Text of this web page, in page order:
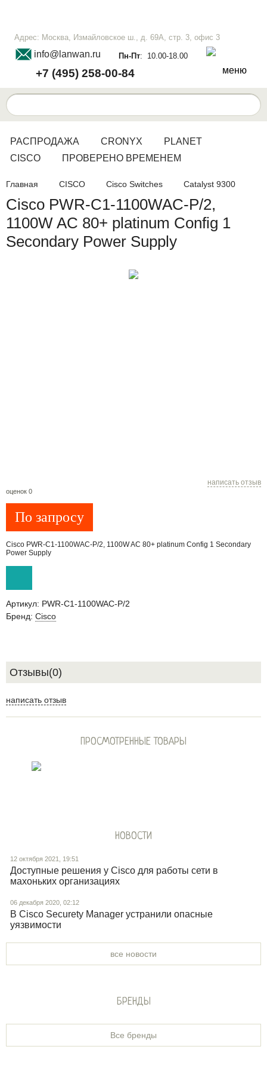
Адрес: Москва, Измайловское ш., д. 69А, стр. 3, офис 3
info@lanwan.ru Пн-Пт: 10.00-18.00
+7 (495) 258-00-84 меню
РАСПРОДАЖА CRONYX
PLANET
CISCO
ПРОВЕРЕНО ВРЕМЕНЕМ
Главная CISCO Cisco Switches Catalyst 9300
Cisco PWR-C1-1100WAC-P/2,
1100W AC 80+ platinum Config 1
Secondary Power Supply
оценок 0
написать отзыв
По запросу
Cisco PWR-C1-1100WAC-P/2, 1100W AC 80+ platinum Config 1 Secondary
Power Supply
Артикул: PWR-C1-1100WAC-P/2
Бренд: Cisco
Отзывы(0)
написать отзыв
ПРОСМОТРЕННЫЕ ТОВАРЫ
НОВОСТИ
12 октября 2021, 19:51
Доступные решения у Cisco для работы сети в
махоньких организациях
06 декабря 2020, 02:12
В Cisco Securety Manager устранили опасные
уязвимости
все новости
БРЕНДЫ
Все бренды